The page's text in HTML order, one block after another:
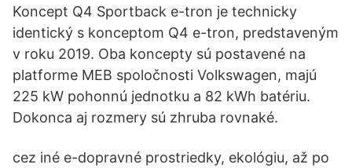
Koncept Q4 Sportback e-tron je technicky
identický s konceptom Q4 e-tron, predstaveným
v roku 2019. Oba koncepty sú postavené na
platforme MEB spoločnosti Volkswagen, majú
225 kW pohonnú jednotku a 82 kWh batériu.
Dokonca aj rozmery sú zhruba rovnaké.
cez iné e-dopravné prostriedky, ekológiu, až po